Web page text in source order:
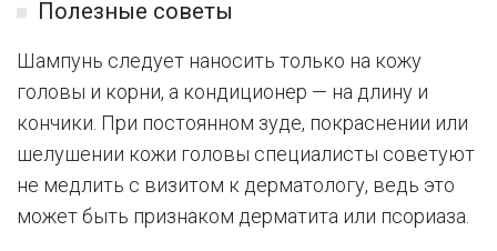
Полезные советы
Шампунь следует наносить только на кожу
головы и корни, а кондиционер — на длину и
кончики. При постоянном зуде, покраснении или
шелушении кожи головы специалисты советуют
не медлить с визитом к дерматологу, ведь это
может быть признаком дерматита или псориаза.